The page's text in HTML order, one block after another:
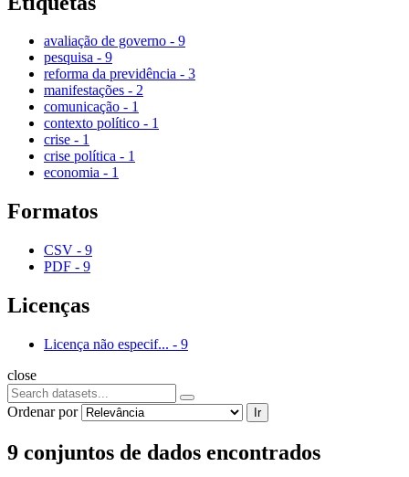
avaliação de governo - 9
pesquisa - 9
reforma da previdência - 3
manifestações - 2
comunicação - 1
contexto político - 1
crise - 1
crise política - 1
economia - 1
Formatos
CSV - 9
PDF - 9
Licenças
Licença não especif... - 9
close
Ordenar por Ir
9 conjuntos de dados encontrados